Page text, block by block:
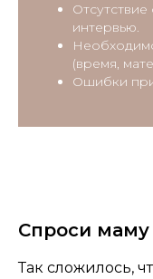
интервью.
(время,
Ошибки
Спроси маму
Так сложилось,